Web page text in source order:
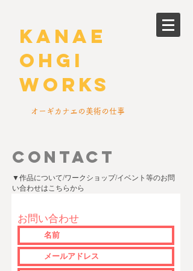
kanae
ohgi
works
​オーギカナエの美術の仕事
CONTACT
​▼作品について/ワークショップ/イベント等のお問
い合わせはこちらから
お問い合わせ